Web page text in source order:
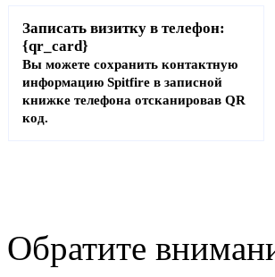
Записать визитку в телефон:
{qr_card}
Вы можете сохранить контактную
информацию Spitfire в записной
книжке телефона отсканировав QR
код.
Обратите